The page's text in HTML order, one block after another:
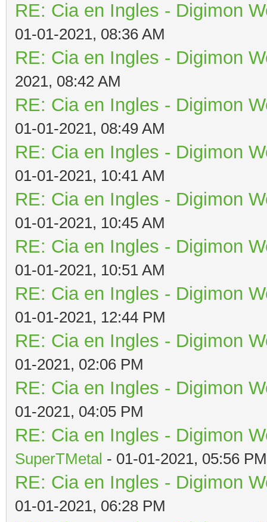
RE: Cia en Ingles - Digimon
01-01-2021, 08:36 AM
RE: Cia en Ingles - Digimon
2021, 08:42 AM
RE: Cia en Ingles - Digimon
01-01-2021, 08:49 AM
RE: Cia en Ingles - Digimon
01-01-2021, 10:41 AM
RE: Cia en Ingles - Digimon
01-01-2021, 10:45 AM
RE: Cia en Ingles - Digimon
01-01-2021, 10:51 AM
RE: Cia en Ingles - Digimon
01-01-2021, 12:44 PM
RE: Cia en Ingles - Digimon
01-2021, 02:06 PM
RE: Cia en Ingles - Digimon
01-2021, 04:05 PM
RE: Cia en Ingles - Digimon
SuperTMetal - 01-01-2021, 05:56 PM
RE: Cia en Ingles - Digimon
01-01-2021, 06:28 PM